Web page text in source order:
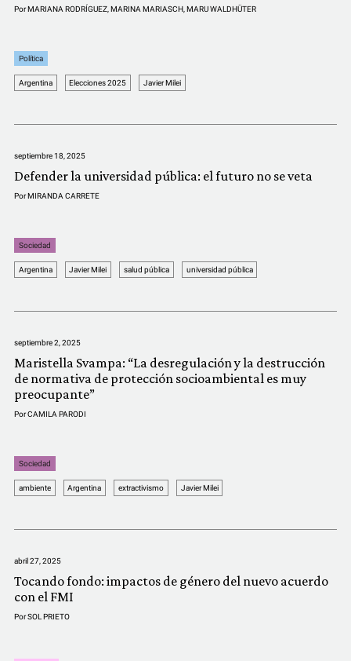
PorMARIANA RODRÍGUEZ MARINA MARIASCH MARU WALDHÜTER
Política
Argentina Elecciones 2025 Javier Milei
septiembre 18, 2025
Defender la universidad pública: el futuro no se veta
PorMIRANDA CARRETE
Sociedad
Argentina Javier Milei salud pública universidad pública
septiembre 2, 2025
Maristella Svampa: “La desregulación y la destrucción
de normativa de protección socioambiental es muy
preocupante”
PorCAMILA PARODI
Sociedad
ambiente Argentina extractivismo Javier Milei
abril 27, 2025
Tocando fondo: impactos de género del nuevo acuerdo
con el FMI
PorSOL PRIETO